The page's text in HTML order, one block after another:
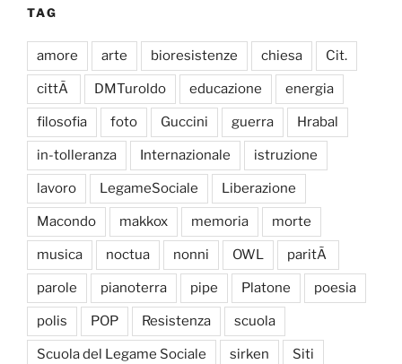
TAG
amore arte bioresistenze chiesa Cit.
cittÃ DMTuroldo educazione energia
filosofia foto Guccini guerra Hrabal
in-tolleranza Internazionale istruzione
lavoro LegameSociale Liberazione
Macondo makkox memoria morte
musica noctua nonni OWL paritÃ
parole pianoterra pipe Platone poesia
polis POP Resistenza scuola
Scuola del Legame Sociale sirken Siti